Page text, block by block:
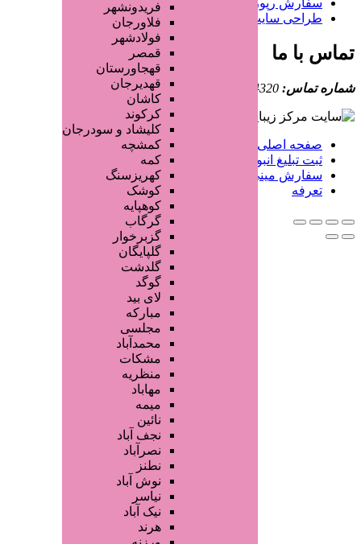
فریدونشهر
فلاورجان
فولادشهر
قهجاورستان
قهدیرجان
کرکوند
کلیشاد و سودرجان
کمشچه
کهریزسنگ
کوهپایه
گرگاب
گزبرخوار
گلپایگان
گلدشت
مجلسی
محمدآباد
مشکات
منظریه
نجف آباد
نصرآباد
نوش آباد
نیک آباد
رپورتاژ آگهی
سایت : ققنوس پارس
ما
02191304320
اصلی
تبلیغ انبوه
مینی سایت